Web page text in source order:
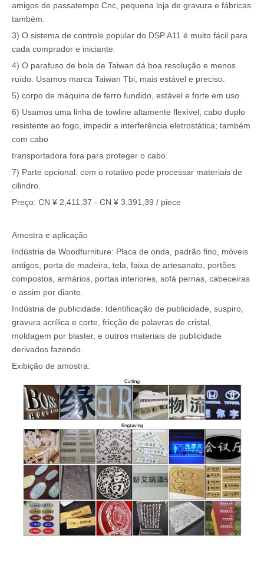
amigos de passatempo Cnc, pequena loja de gravura e fábricas
também.
3) O sistema de controle popular do DSP A11 é muito fácil para
cada comprador e iniciante.
4) O parafuso de bola de Taiwan dá boa resolução e menos
ruído. Usamos marca Taiwan Tbi, mais estável e preciso.
5) corpo de máquina de ferro fundido, estável e forte em uso.
6) Usamos uma linha de towline altamente flexível; cabo duplo
resistente ao fogo, impedir a interferência eletrostática; também
com cabo
transportadora fora para proteger o cabo.
7) Parte opcional: com o rotativo pode processar materiais de
cilindro.
Preço: CN ¥ 2,411,37 - CN ¥ 3,391,39 / piece
Amostra e aplicação
Indústria de Woodfurniture: Placa de onda, padrão fino, móveis
antigos, porta de madeira, tela, faixa de artesanato, portões
compostos, armários, portas interiores, sofá pernas, cabeceiras
e assim por diante.
Indústria de publicidade: Identificação de publicidade, suspiro,
gravura acrílica e corte, fricção de palavras de cristal,
moldagem por blaster, e outros materiais de publicidade
derivados fazendo.
Exibição de amostra: